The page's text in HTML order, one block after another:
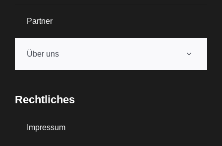
Partner
Über uns
Rechtliches
Impressum